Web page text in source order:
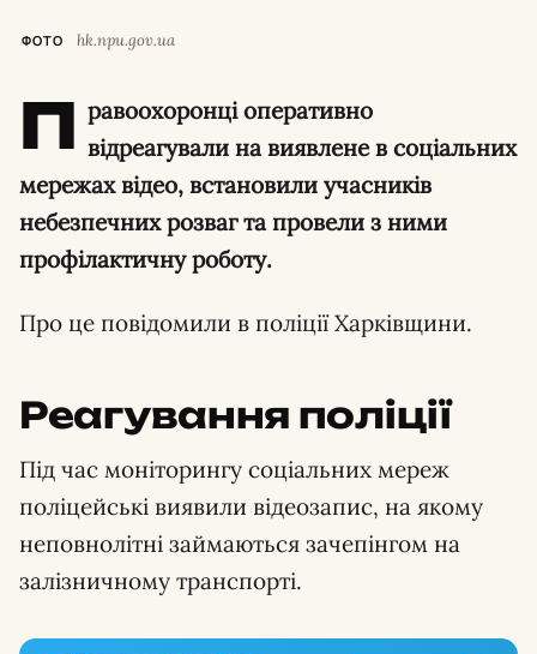
ФОТО hk.npu.gov.ua
П равоохоронці оперативно
відреагували на виявлене в соціальних
мережах відео, встановили учасників
небезпечних розваг та провели з ними
профілактичну роботу.
Про це повідомили в поліції Харківщини.
Реагування поліції
Під час моніторингу соціальних мереж
поліцейські виявили відеозапис, на якому
неповнолітні займаються зачепінгом на
залізничному транспорті.